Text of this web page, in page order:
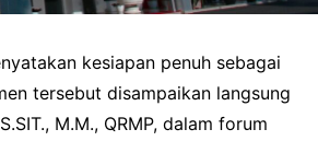
kesiapan penuh sebagai
tersebut disampaikan langsung
M.M., QRMP, dalam forum